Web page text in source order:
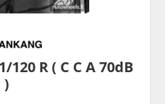
120 R ( C C A 70dB
)